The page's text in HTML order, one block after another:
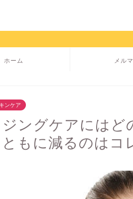
ホーム メル
ンケア
ングケアにはど
もに減るのはコ